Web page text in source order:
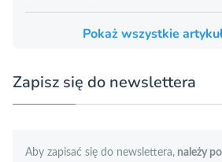
Pokaż wszystkie
Zapisz się do newslettera
Aby zapisać się do newslettera, należy